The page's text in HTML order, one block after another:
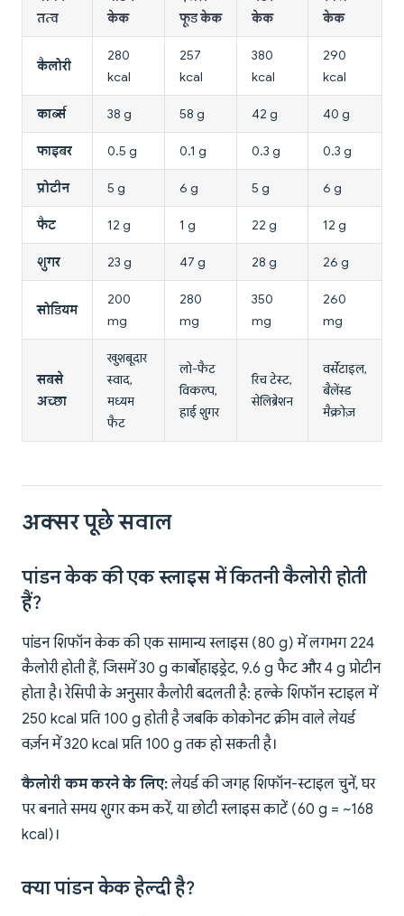
तत्व
केक
फूड केक
केक
केक
कैलोरी
280
kcal
257
kcal
380
kcal
290
kcal
कार्ब्स 38 g 58 g 42 g 40 g
फाइबर 0.5 g 0.1 g 0.3 g 0.3 g
प्रोटीन 5 g 6 g 5 g 6 g
फैट 12 g 1 g 22 g 12 g
शुगर 23 g 47 g 28 g 26 g
सोडियम
200
mg
280
mg
350
mg
260
mg
सबसे
अच्छा
खुशबूदार
स्वाद,
मध्यम
फैट
लो-फैट
विकल्प,
हाई शुगर
रिच टेस्ट,
सेलिब्रेशन
वर्सेटाइल,
बैलेंस्ड
मैक्रोज़
अक्सर पूछे सवाल
पांडन केक की एक स्लाइस में कितनी कैलोरी होती
हैं?
पांडन शिफॉन केक की एक सामान्य स्लाइस (80 g) में लगभग 224
कैलोरी होती हैं, जिसमें 30 g कार्बोहाइड्रेट, 9.6 g फैट और 4 g प्रोटीन
होता है। रेसिपी के अनुसार कैलोरी बदलती है: हल्के शिफॉन स्टाइल में
250 kcal प्रति 100 g होती है जबकि कोकोनट क्रीम वाले लेयर्ड
वर्ज़न में 320 kcal प्रति 100 g तक हो सकती है।
कैलोरी कम करने के लिए:लेयर्ड की जगह शिफॉन-स्टाइल चुनें, घर
पर बनाते समय शुगर कम करें, या छोटी स्लाइस काटें (60 g = ~168
kcal)।
क्या पांडन केक हेल्दी है?